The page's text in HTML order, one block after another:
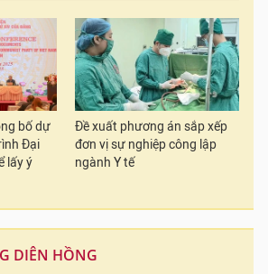
bố dự
Đại
lấy ý
Đề xuất phương án sắp xếp
đơn vị sự nghiệp công lập
ngành Y tế
DIÊN HỒNG